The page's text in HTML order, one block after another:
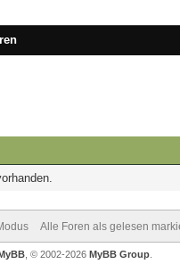
Alle Foren als gelesen
, © 2002-2026 MyBB Group